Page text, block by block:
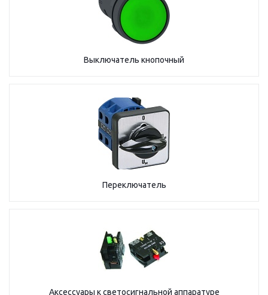
Выключатель кнопочный
Переключатель
Аксессуары к светосигнальной аппаратуре